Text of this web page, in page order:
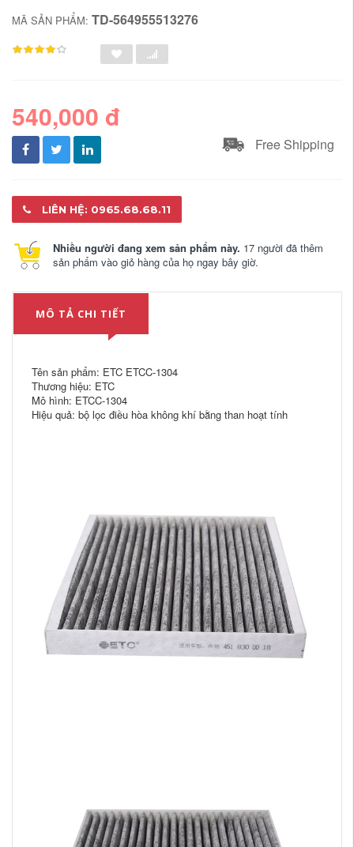
MÃ SẢN PHẨM: TD-564955513276
540,000 đ
Free Shipping
LIÊN HỆ: 0965.68.68.11
Nhiều người đang xem sản phẩm này. 17 người đã thêm
sản phẩm vào giỏ hàng của họ ngay bây giờ.
MÔ TẢ CHI TIẾT
Tên sản phẩm: ETC ETCC-1304
Thương hiệu: ETC
Mô hình: ETCC-1304
Hiệu quả: bộ lọc điều hòa không khí bằng than hoạt tính